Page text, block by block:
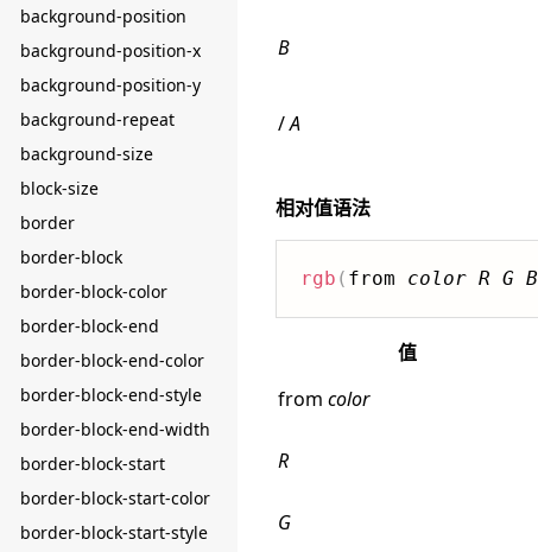
background-position
background-position-x
background-position-y
background-repeat
background-size
block-size
border
border-block
border-block-color
border-block-end
border-block-end-color
border-block-end-style
border-block-end-width
border-block-start
border-block-start-color
border-block-start-style
B
/A
相对值语法
rgb ( from color R G B
值
from color
R
G